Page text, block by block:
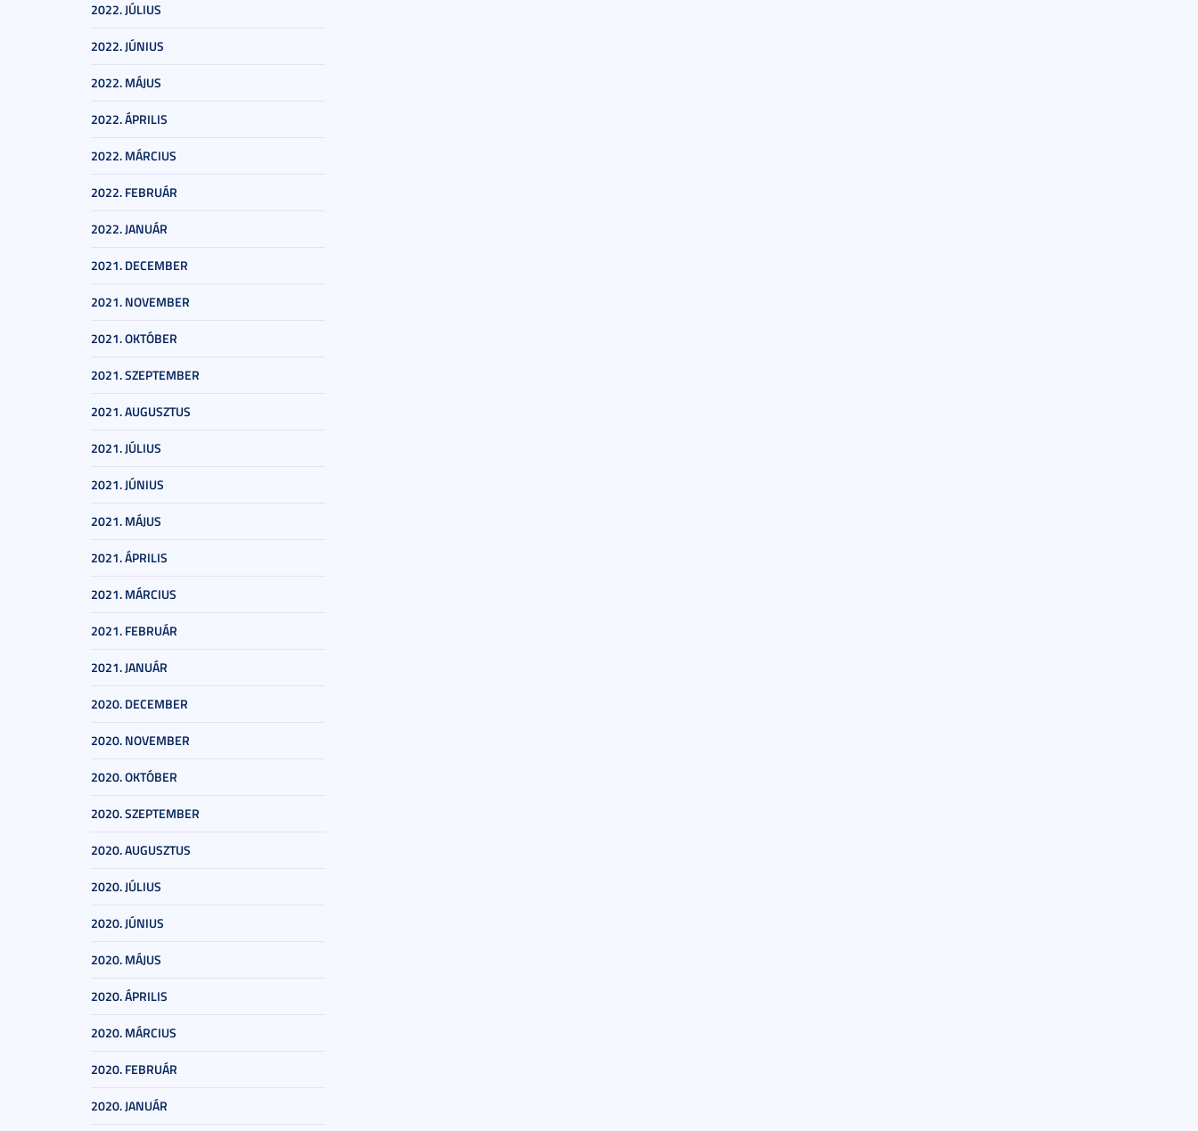
2022. JÚLIUS
2022. JÚNIUS
2022. MÁJUS
2022. ÁPRILIS
2022. MÁRCIUS
2022. FEBRUÁR
2022. JANUÁR
2021. DECEMBER
2021. NOVEMBER
2021. OKTÓBER
2021. SZEPTEMBER
2021. AUGUSZTUS
2021. JÚLIUS
2021. JÚNIUS
2021. MÁJUS
2021. ÁPRILIS
2021. MÁRCIUS
2021. FEBRUÁR
2021. JANUÁR
2020. DECEMBER
2020. NOVEMBER
2020. OKTÓBER
2020. SZEPTEMBER
2020. AUGUSZTUS
2020. JÚLIUS
2020. JÚNIUS
2020. MÁJUS
2020. ÁPRILIS
2020. MÁRCIUS
2020. FEBRUÁR
2020. JANUÁR